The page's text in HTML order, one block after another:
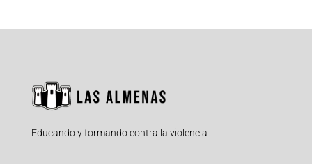
Educando y formando contra la violencia